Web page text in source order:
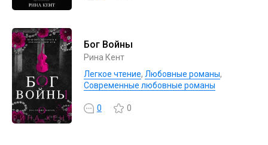
Бог Войны
Рина Кент
Легкое чтение, Любовные романы,
Современные любовные романы
0 0